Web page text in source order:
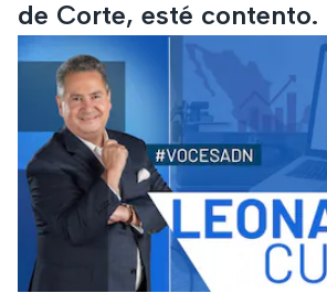
de Corte, esté contento.